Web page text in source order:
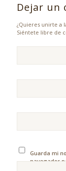
Dejar un
¿Quieres unirte a
Siéntete libre de
Guarda mi
navegador